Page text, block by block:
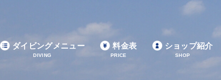
ダイビングメニュー
DIVING
料金表
PRICE
ショップ紹介
SHOP